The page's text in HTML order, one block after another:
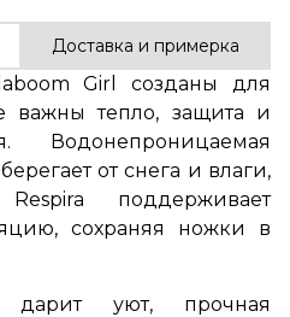
Доставка и примерка
Girl созданы для
важны тепло, защита и
Водонепроницаемая
от снега и влаги,
поддерживает
сохраняя ножки в
дарит уют, прочная